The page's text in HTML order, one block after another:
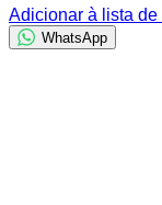
Adicionar à lista de
WhatsApp